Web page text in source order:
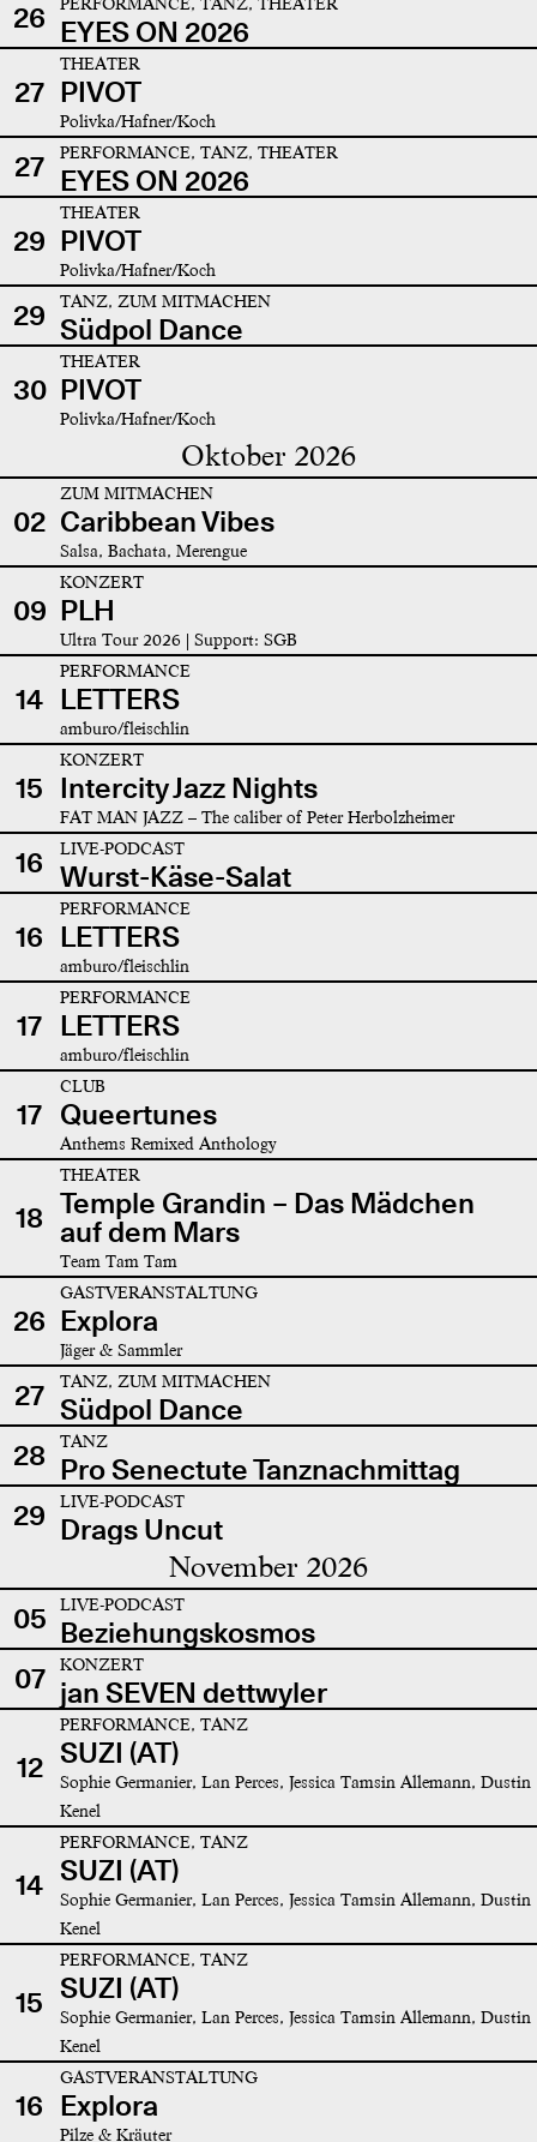
26 EYES ON 2026
27
THEATER
PIVOT
Polivka/Hafner/Koch
27 PERFORMANCE, TANZ, THEATER
EYES ON 2026
29
THEATER
PIVOT
Polivka/Hafner/Koch
29 TANZ, ZUM MITMACHEN
Südpol Dance
30
THEATER
PIVOT
Polivka/Hafner/Koch
Oktober 2026
02
ZUM MITMACHEN
Caribbean Vibes
Salsa, Bachata, Merengue
09
KONZERT
PLH
Ultra Tour 2026 | Support: SGB
14
PERFORMANCE
LETTERS
amburo/fleischlin
15
KONZERT
Intercity Jazz Nights
FAT MAN JAZZ – The caliber of Peter Herbolzheimer
16 LIVE-PODCAST
Wurst-Käse-Salat
16
PERFORMANCE
LETTERS
amburo/fleischlin
17
PERFORMANCE
LETTERS
amburo/fleischlin
17
CLUB
Queertunes
Anthems Remixed Anthology
18
THEATER
Temple Grandin – Das Mädchen
auf dem Mars
Team Tam Tam
26
GASTVERANSTALTUNG
Explora
Jäger & Sammler
27 TANZ, ZUM MITMACHEN
Südpol Dance
28
TANZ
Pro Senectute Tanznachmittag
29
LIVE-PODCAST
Drags Uncut
November 2026
05 LIVE-PODCAST
Beziehungskosmos
07
KONZERT
jan SEVEN dettwyler
12
PERFORMANCE, TANZ
SUZI (AT)
Sophie Germanier, Lan Perces, Jessica Tamsin Allemann, Dustin
Kenel
14
PERFORMANCE, TANZ
SUZI (AT)
Sophie Germanier, Lan Perces, Jessica Tamsin Allemann, Dustin
Kenel
15
PERFORMANCE, TANZ
SUZI (AT)
Sophie Germanier, Lan Perces, Jessica Tamsin Allemann, Dustin
Kenel
16
GASTVERANSTALTUNG
Explora
Pilze & Kräuter